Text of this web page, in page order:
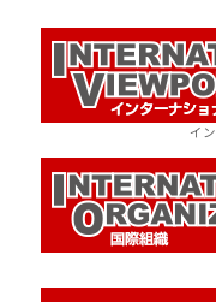
イ